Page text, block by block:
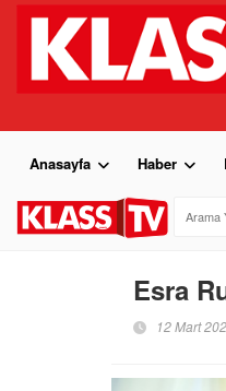
Anasayfa Haber
Esra
12 Mart